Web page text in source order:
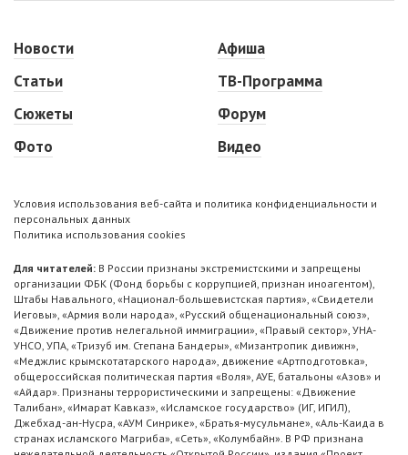
Новости
Статьи
Сюжеты
Фото
Афиша
ТВ-Программа
Форум
Видео
Условия использования веб-сайта и политика конфиденциальности и
персональных данных
Политика использования cookies
Для читателей: В России признаны экстремистскими и запрещены
организации ФБК (Фонд борьбы с коррупцией, признан иноагентом),
Штабы Навального, «Национал-большевистская партия», «Свидетели
Иеговы», «Армия воли народа», «Русский общенациональный союз»,
«Движение против нелегальной иммиграции», «Правый сектор», УНА-
УНСО, УПА, «Тризуб им. Степана Бандеры», «Мизантропик дивижн»,
«Меджлис крымскотатарского народа», движение «Артподготовка»,
общероссийская политическая партия «Воля», АУЕ, батальоны «Азов» и
«Айдар». Признаны террористическими и запрещены: «Движение
Талибан», «Имарат Кавказ», «Исламское государство» (ИГ, ИГИЛ),
Джебхад-ан-Нусра, «АУМ Синрике», «Братья-мусульмане», «Аль-Каида в
странах исламского Магриба», «Сеть», «Колумбайн». В РФ признана